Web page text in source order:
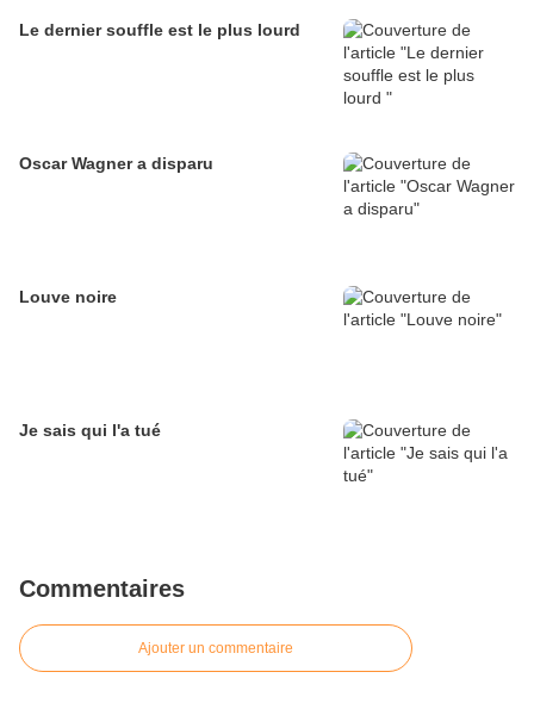
Le dernier souffle est le plus lourd
Oscar Wagner a disparu
Louve noire
Je sais qui l'a tué
Commentaires
Ajouter un commentaire